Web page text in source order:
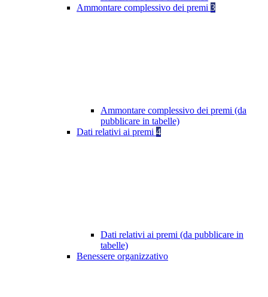
Ammontare complessivo dei premi 3
Ammontare complessivo dei premi (da
pubblicare in tabelle)
Dati relativi ai premi 4
Dati relativi ai premi (da pubblicare in
tabelle)
Benessere organizzativo